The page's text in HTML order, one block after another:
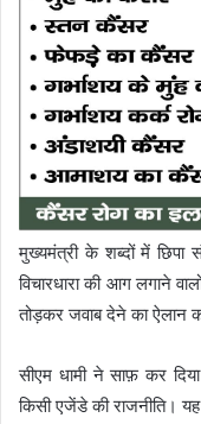
मुख्यमंत्री के शब्दों में
विचारधारा की आग लगाने
तोड़कर जवाब देने का ऐलान
सीएम धामी ने साफ़ कर
किसी एजेंडे की राजनीति।